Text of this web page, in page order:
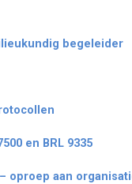
begeleider
en BRL 9335
oproep aan